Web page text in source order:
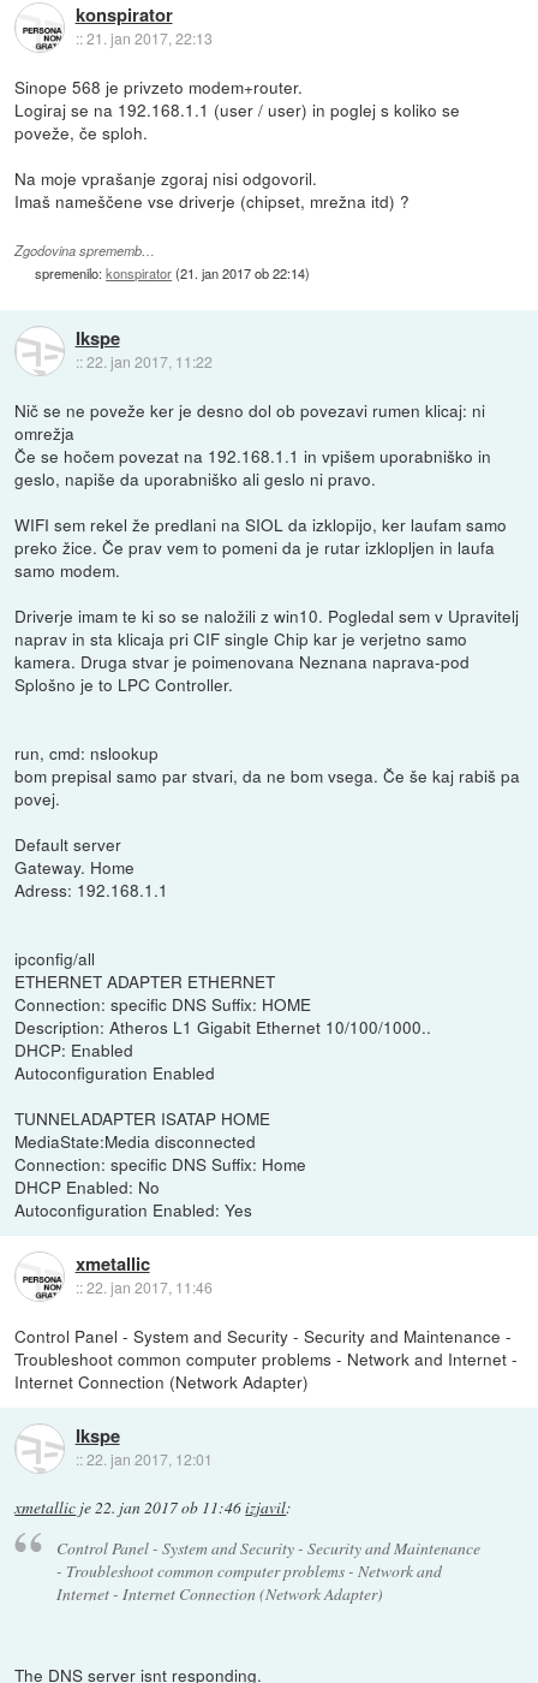
konspirator
::21. jan 2017, 22:13
Sinope 568 je privzeto modem+router.
Logiraj se na 192.168.1.1 (user / user) in poglej s koliko se
poveže, če sploh.
Na moje vprašanje zgoraj nisi odgovoril.
Imaš nameščene vse driverje (chipset, mrežna itd) ?
Zgodovina sprememb…
spremenilo:konspirator(21. jan 2017 ob 22:14)
Ikspe
::22. jan 2017, 11:22
Nič se ne poveže ker je desno dol ob povezavi rumen klicaj: ni
omrežja
Če se hočem povezat na 192.168.1.1 in vpišem uporabniško in
geslo, napiše da uporabniško ali geslo ni pravo.
WIFI sem rekel že predlani na SIOL da izklopijo, ker laufam samo
preko žice. Če prav vem to pomeni da je rutar izklopljen in laufa
samo modem.
Driverje imam te ki so se naložili z win10. Pogledal sem v Upravitelj
naprav in sta klicaja pri CIF single Chip kar je verjetno samo
kamera. Druga stvar je poimenovana Neznana naprava-pod
Splošno je to LPC Controller.
run, cmd: nslookup
bom prepisal samo par stvari, da ne bom vsega. Če še kaj rabiš pa
povej.
Default server
Gateway. Home
Adress: 192.168.1.1
ipconfig/all
ETHERNET ADAPTER ETHERNET
Connection: specific DNS Suffix: HOME
Description: Atheros L1 Gigabit Ethernet 10/100/1000..
DHCP: Enabled
Autoconfiguration Enabled
TUNNELADAPTER ISATAP HOME
MediaState:Media disconnected
Connection: specific DNS Suffix: Home
DHCP Enabled: No
Autoconfiguration Enabled: Yes
xmetallic
::22. jan 2017, 11:46
Control Panel - System and Security - Security and Maintenance -
Troubleshoot common computer problems - Network and Internet -
Internet Connection (Network Adapter)
Ikspe
::22. jan 2017, 12:01
xmetallic je22. jan 2017 ob 11:46izjavil:
Control Panel - System and Security - Security and Maintenance
- Troubleshoot common computer problems - Network and
Internet - Internet Connection (Network Adapter)
The DNS server isnt responding.